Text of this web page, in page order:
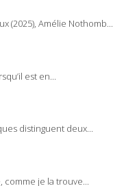
(2025), Amélie Nothomb...
est en...
distinguent deux...
je la trouve...